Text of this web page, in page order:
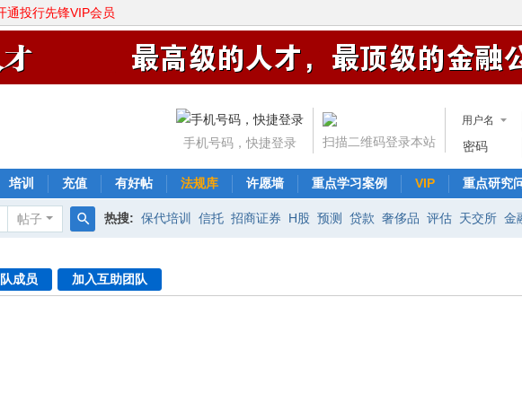
通投行先锋VIP会员
用户名
密码
扫描二维码登录本站
手机号码，快捷登录
培训 充值 有好帖 法规库 许愿墙 重点学习案例 VIP 重点研究
帖子
索
热搜: 保代培训 信托 招商证券 H股 预测 贷款 奢侈品 评估 天交所 金
成员 加入互助团队